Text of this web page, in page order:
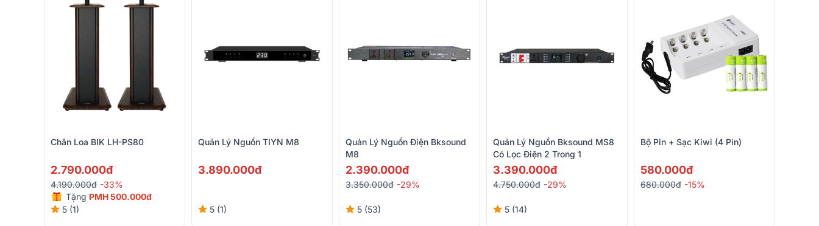
Chân Loa BIK LH-PS80
2.790.000đ
4.190.000đ -33%
Tặng PMH 500.000đ
5 (1)
Quản Lý Nguồn TIYN M8
3.890.000đ
5 (1)
Quản Lý Nguồn Điện Bksound
M8
2.390.000đ
3.350.000đ -29%
5 (53)
Quản Lý Nguồn Bksound MS8
Có Lọc Điện 2 Trong 1
3.390.000đ
4.750.000đ -29%
5 (14)
Bộ Pin + Sạc Kiwi (4 Pin)
580.000đ
680.000đ -15%